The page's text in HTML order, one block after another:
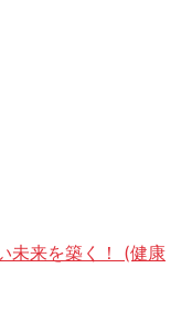
未来を築く！ (健康